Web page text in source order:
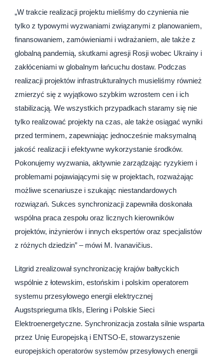
„W trakcie realizacji projektu mieliśmy do czynienia nie
tylko z typowymi wyzwaniami związanymi z planowaniem,
finansowaniem, zamówieniami i wdrażaniem, ale także z
globalną pandemią, skutkami agresji Rosji wobec Ukrainy i
zakłóceniami w globalnym łańcuchu dostaw. Podczas
realizacji projektów infrastrukturalnych musieliśmy również
zmierzyć się z wyjątkowo szybkim wzrostem cen i ich
stabilizacją. We wszystkich przypadkach staramy się nie
tylko realizować projekty na czas, ale także osiągać wyniki
przed terminem, zapewniając jednocześnie maksymalną
jakość realizacji i efektywne wykorzystanie środków.
Pokonujemy wyzwania, aktywnie zarządzając ryzykiem i
problemami pojawiającymi się w projektach, rozważając
możliwe scenariusze i szukając niestandardowych
rozwiązań. Sukces synchronizacji zapewniła doskonała
wspólna praca zespołu oraz licznych kierowników
projektów, inżynierów i innych ekspertów oraz specjalistów
z różnych dziedzin” – mówi M. Ivanavičius.
Litgrid zrealizował synchronizację krajów bałtyckich
wspólnie z łotewskim, estońskim i polskim operatorem
systemu przesyłowego energii elektrycznej
Augstsprieguma tīkls, Elering i Polskie Sieci
Elektroenergetyczne. Synchronizacja została silnie wsparta
przez Unię Europejską i ENTSO-E, stowarzyszenie
europejskich operatorów systemów przesyłowych energii